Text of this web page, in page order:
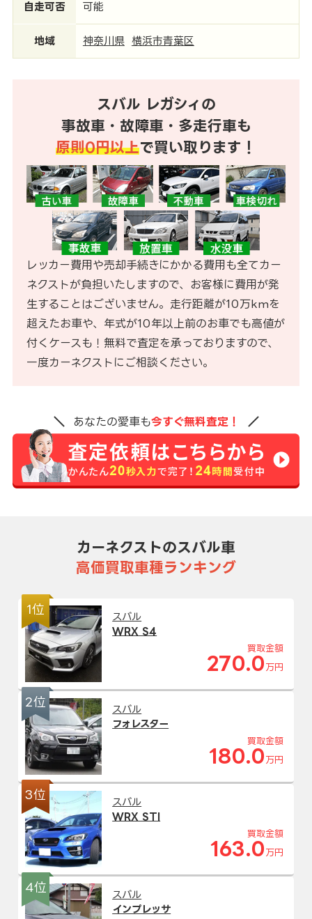
自走可否 可能
地域 神奈川県 横浜市青葉区
スバル レガシィの
事故車・故障車・多走行車も
原則0円以上で買い取ります！
レッカー費用や売却手続きにかかる費用も全てカー
ネクストが負担いたしますので、お客様に費用が発
生することはございません。走行距離が10万kmを
超えたお車や、年式が10年以上前のお車でも高値が
付くケースも！無料で査定を承っておりますので、
一度カーネクストにご相談ください。
あなたの愛車も今すぐ無料査定！
カーネクストのスバル車
高価買取車種ランキング
1位
スバル
WRX S4
買取金額
270.0 万円
2位
スバル
フォレスター
買取金額
180.0 万円
3位
スバル
WRX STI
買取金額
163.0 万円
4位
スバル
インプレッサ